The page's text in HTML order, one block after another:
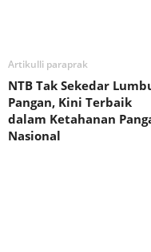
Artikulli paraprak
NTB Tak Sekedar
Pangan, Kini Terbaik
dalam Ketahanan
Nasional